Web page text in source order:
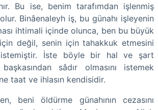
Bu ise, benim tarafımdan işlenmiş
Binâenaleyh iş, bu günahı işleyenin
ihtimali içinde olunca, ben bu büyük
değil, senin için tahakkuk etmesini
İste böyle bir hal ve şart
sâdır olmasını istemek
taat ve ihlasın kendisidir.
beni öldürme günahının cezasını